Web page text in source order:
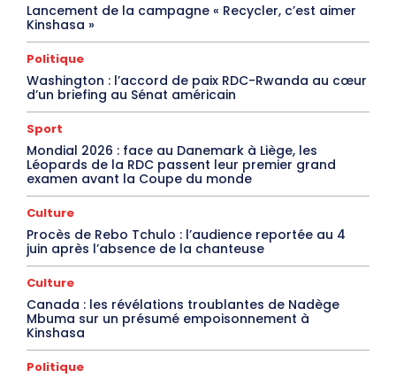
Lancement de la campagne « Recycler, c’est aimer
Kinshasa »
Politique
Washington : l’accord de paix RDC-Rwanda au cœur
d’un briefing au Sénat américain
Sport
Mondial 2026 : face au Danemark à Liège, les
Léopards de la RDC passent leur premier grand
examen avant la Coupe du monde
Culture
Procès de Rebo Tchulo : l’audience reportée au 4
juin après l’absence de la chanteuse
Culture
Canada : les révélations troublantes de Nadège
Mbuma sur un présumé empoisonnement à
Kinshasa
Politique